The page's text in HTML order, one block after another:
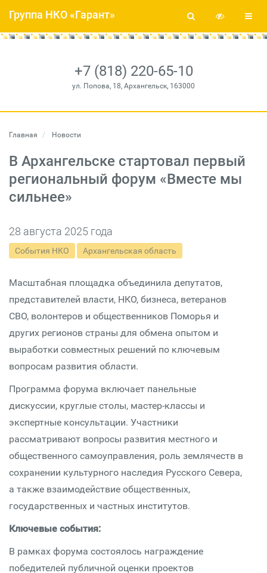
+7 (818) 220-65-10
ул. Попова, 18, Архангельск, 163000
Группа НКО «Гарант»
Главная Новости
В Архангельске стартовал первый
региональный форум «Вместе мы
сильнее»
28 августа 2025 года
События НКО Архангельская область
Масштабная площадка объединила депутатов,
представителей власти, НКО, бизнеса, ветеранов
СВО, волонтеров и общественников Поморья и
других регионов страны для обмена опытом и
выработки совместных решений по ключевым
вопросам развития области.
Программа форума включает панельные
дискуссии, круглые столы, мастер-классы и
экспертные консультации. Участники
рассматривают вопросы развития местного и
общественного самоуправления, роль землячеств в
сохранении культурного наследия Русского Севера,
а также взаимодействие общественных,
государственных и частных институтов.
Ключевые события:
В рамках форума состоялось награждение
победителей публичной оценки проектов